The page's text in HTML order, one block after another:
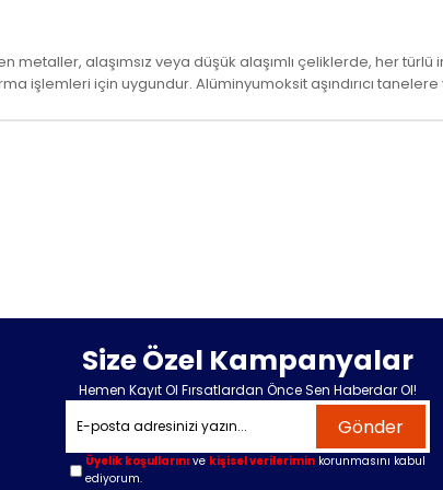
metaller, alaşımsız veya düşük alaşımlı çeliklerde, her
işlemleri için uygundur. Alüminyumoksit aşındırıcı
Size Özel Kampanyalar
Hemen Kayıt Ol Fırsatlardan Önce Sen Haberdar Ol!
Gönder
Üyelik koşullarını ve kişisel verilerimin korunmasını kabul
ediyorum.